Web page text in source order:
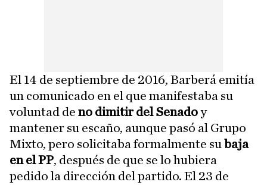
El 14 de septiembre de 2016, Barberá emitía
un comunicado en el que manifestaba su
voluntad de no dimitir del Senadoy
mantener su escaño, aunque pasó al Grupo
Mixto, pero solicitaba formalmente su baja
en el PP, después de que se lo hubiera
pedido la dirección del partido. El 23 de